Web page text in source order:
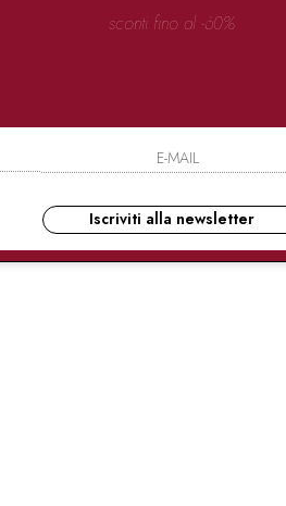
- sono riusciti a esprimere al meglio
più giovane e informale con un focus
sconti fino al -60%
Iscriviti alla newsletter